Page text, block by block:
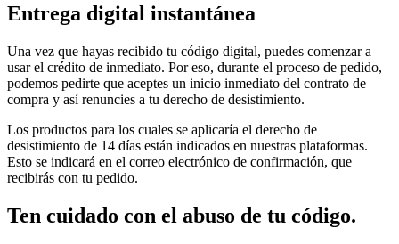
Entrega digital instantánea
Una vez que hayas recibido tu código digital, puedes comenzar a
usar el crédito de inmediato. Por eso, durante el proceso de pedido,
podemos pedirte que aceptes un inicio inmediato del contrato de
compra y así renuncies a tu derecho de desistimiento.
Los productos para los cuales se aplicaría el derecho de
desistimiento de 14 días están indicados en nuestras plataformas.
Esto se indicará en el correo electrónico de confirmación, que
recibirás con tu pedido.
Ten cuidado con el abuso de tu código.